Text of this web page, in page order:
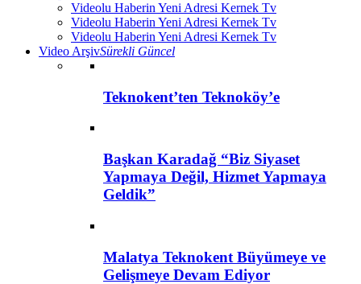
Videolu Haberin Yeni Adresi Kernek Tv
Videolu Haberin Yeni Adresi Kernek Tv
Videolu Haberin Yeni Adresi Kernek Tv
Video ArşivSürekli Güncel
Teknokent’ten Teknoköy’e
Başkan Karadağ “Biz Siyaset
Yapmaya Değil, Hizmet Yapmaya
Geldik”
Malatya Teknokent Büyümeye ve
Gelişmeye Devam Ediyor